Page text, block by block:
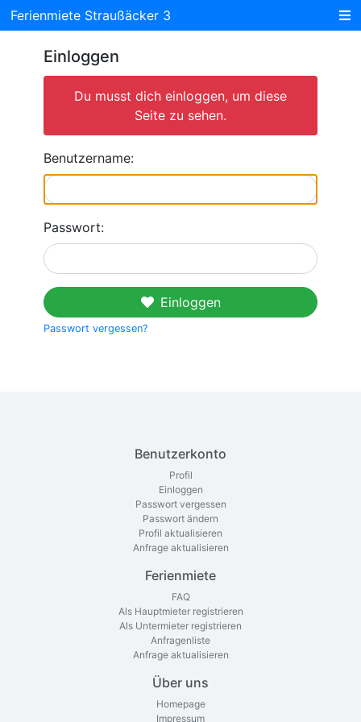
Ferienmiete Straußäcker 3
Einloggen
Du musst dich einloggen, um diese
Seite zu sehen.
Benutzername:
Passwort:
Einloggen
Passwort vergessen?
Benutzerkonto
Profil
Einloggen
Passwort vergessen
Passwort ändern
Profil aktualisieren
Anfrage aktualisieren
Ferienmiete
FAQ
Als Hauptmieter registrieren
Als Untermieter registrieren
Anfragenliste
Anfrage aktualisieren
Über uns
Homepage
Impressum